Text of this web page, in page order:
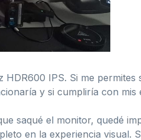
IPS. Si me permites
y si cumpliría con mis
saqué el monitor, quedé
en la experiencia visual.